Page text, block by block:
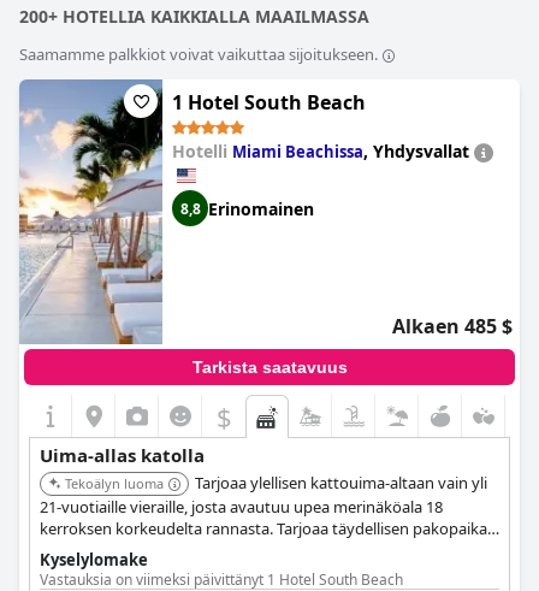
200+ HOTELLIA KAIKKIALLA MAAILMASSA
Saamamme palkkiot voivat vaikuttaa sijoitukseen.
1 Hotel South Beach
Hotelli Miami Beachissa, Yhdysvallat
8,8 Erinomainen
Alkaen 485 $
Tarkista saatavuus
$
Uima-allas katolla
Tekoälyn luoma
Tarjoaa ylellisen kattouima-altaan vain yli
21-vuotiaille vieraille, josta avautuu upea merinäköala 18
kerroksen korkeudelta rannasta. Tarjoaa täydellisen pakopaikan
cabanoineen ja huomaavaisine palveluineen, parantaen yleistä
rentoutumiskokemusta.
Kyselylomake
Vastauksia on viimeksi päivittänyt 1 Hotel South Beach